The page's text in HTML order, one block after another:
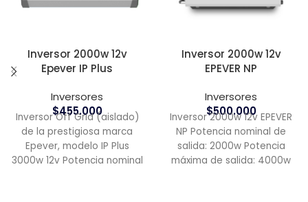
Inversor 2000w 12v
Epever IP Plus
Inversores
$455.000
Inversor Off Grid (aislado)
de la prestigiosa marca
Epever, modelo IP Plus
3000w 12v Potencia nominal
Inversor 2000w 12v
EPEVER NP
Inversores
$500.000
Inversor 2000w 12v EPEVER
NP Potencia nominal de
salida: 2000w Potencia
máxima de salida: 4000w